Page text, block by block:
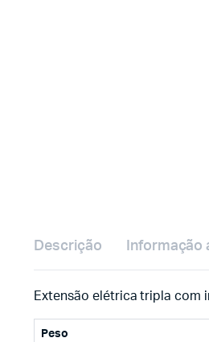
Descrição Informação
Extensão elétrica tripla com
Peso